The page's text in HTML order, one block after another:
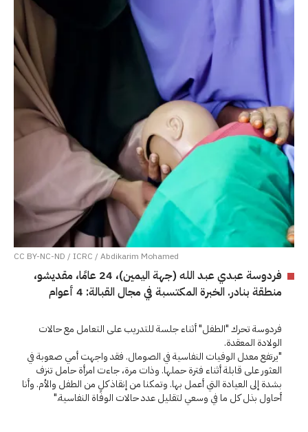
CC BY-NC-ND / ICRC / Abdikarim Mohamed
فردوسة عبدي عبد الله (جهة اليمين)، 24 عامًا، مقديشو،
منطقة بنادر. الخبرة المكتسبة في مجال القبالة: 4 أعوام
فردوسة تحرك "الطفل" أثناء جلسة للتدريب على التعامل مع حالات
الولادة المعقدة.
"يرتفع معدل الوفيات النفاسية في الصومال. فقد واجهت أمي صعوبة في
العثور على قابلة أثناء فترة حملها. وذات مرة، جاءت امرأة حامل تنزف
بشدة إلى العيادة التي أعمل بها. وتمكنا من إنقاذ كلٍ من الطفل والأم. وأنا
أحاول بذل كل ما في وسعي لتقليل عدد حالات الوفاة النفاسية."